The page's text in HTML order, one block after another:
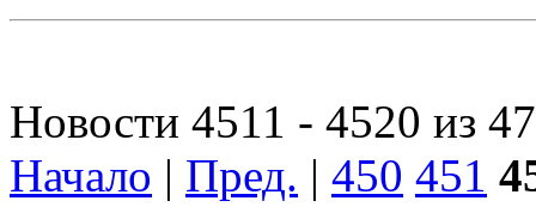
Новости 4511 - 4520 из
Начало | Пред. | 450 451